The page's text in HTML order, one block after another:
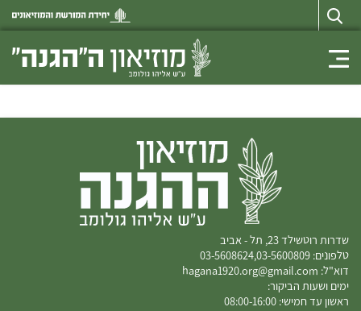
Toggle navigation
שדרות רוטשילד 23, תל - אביב
טלפונים:
03-5608624,03-5600809
דוא"ל: hagana1920.org@gmail.com
ימים ושעות הביקור:
​ראשון עד חמישי: 08:00-16:00